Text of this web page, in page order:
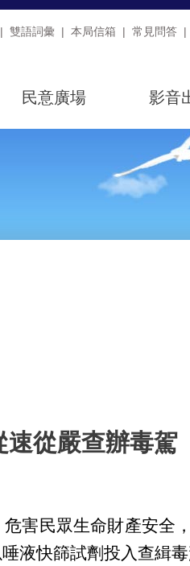
雙語詞彙 本局信箱 常見問答
民意廣場 影音
速從嚴查辦毒駕
害民眾生命財產安全
液快篩試劑投入查緝